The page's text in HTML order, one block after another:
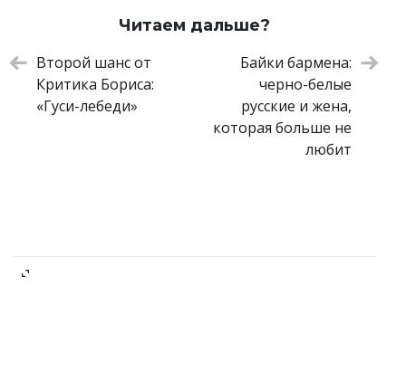
Читаем дальше?
Второй шанс от
Критика Бориса:
«Гуси-лебеди»
Байки бармена:
черно-белые
русские и жена,
которая больше не
любит